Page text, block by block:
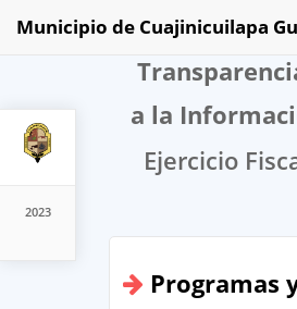
2023
Municipio de Cuajinicuilapa
a la
Ejercicio
Programas